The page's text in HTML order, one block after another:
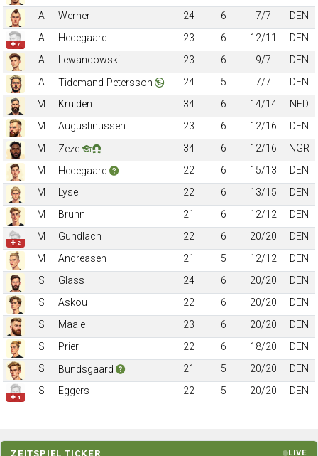
A
Werner 24 6 7/7 DEN
✚ 7
A Hedegaard 23 6 12/11
DEN
A
Lewandowski 23 6 9/7
DEN
A
Tidemand-Petersson 24 5 7/7
DEN
M
Kruiden 34 6 14/14
NED
M
Augustinussen 23 6 12/16
DEN
M
Zeze 34 6 12/16
NGR
M
Hedegaard 22 6 15/13
DEN
M
Lyse 22 6 13/15
DEN
M
Bruhn 21 6 12/12 DEN
✚ 2
M Gundlach 22 6 20/20
DEN
M
Andreasen 21 5 12/12
DEN
S
Glass 24 6 20/20
DEN
S
Askou 22 6 20/20
DEN
S
Maale 23 6 20/20
DEN
S
Prier 22 6 18/20
DEN
S
Bundsgaard 21 5 20/20 DEN
✚ 4
S Eggers 22 5 20/20 DEN
ZEITSPIEL TICKER LIVE